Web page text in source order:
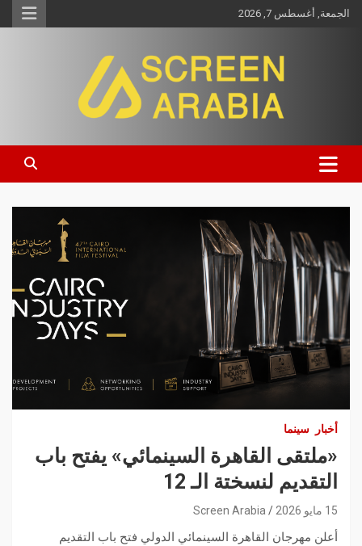
الجمعة, أغسطس 7, 2026
Screen Arabia
أخبار سينما
«ملتقى القاهرة السينمائي» يفتح باب
التقديم لنسختة الـ 12
15 مايو 2026 Screen Arabia
أعلن مهرجان القاهرة السينمائي الدولي فتح باب التقديم